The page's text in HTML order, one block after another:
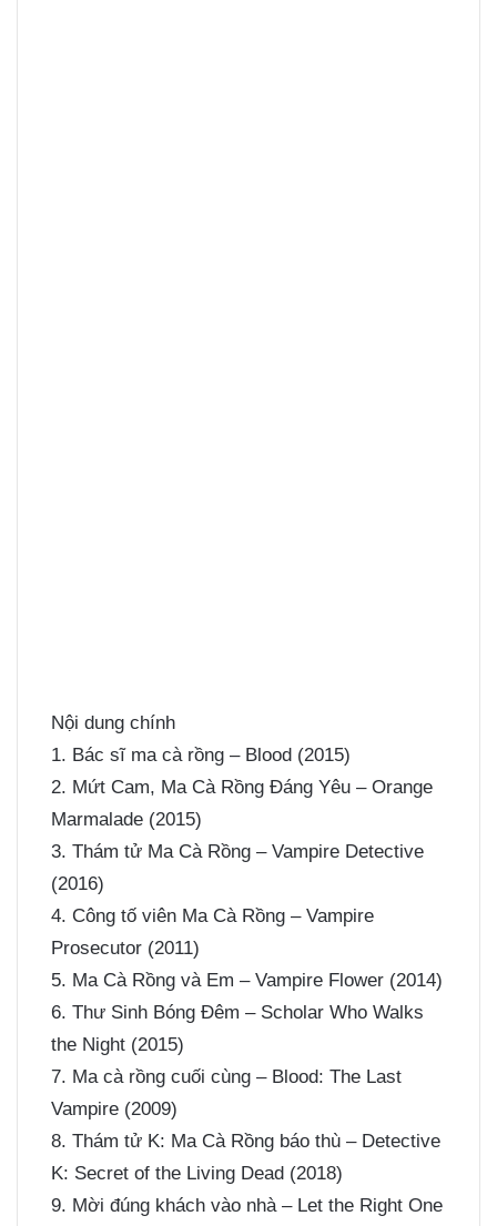
Nội dung chính
1. Bác sĩ ma cà rồng – Blood (2015)
2. Mứt Cam, Ma Cà Rồng Đáng Yêu – Orange
Marmalade (2015)
3. Thám tử Ma Cà Rồng – Vampire Detective
(2016)
4. Công tố viên Ma Cà Rồng – Vampire
Prosecutor (2011)
5. Ma Cà Rồng và Em – Vampire Flower (2014)
6. Thư Sinh Bóng Đêm – Scholar Who Walks
the Night (2015)
7. Ma cà rồng cuối cùng – Blood: The Last
Vampire (2009)
8. Thám tử K: Ma Cà Rồng báo thù – Detective
K: Secret of the Living Dead (2018)
9. Mời đúng khách vào nhà – Let the Right One